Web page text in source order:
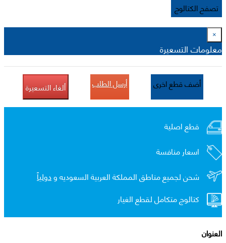
تصفح الكتالوج
×
معلومات التسعيرة
أضف قطع اخرى أرسل الطلب ألغاء التسعيرة
قطع اصلية
اسعار منافسة
شحن لجميع مناطق المملكة العربية السعوديه ودولياً
كتالوج متكامل لقطع الغيار
العنوان